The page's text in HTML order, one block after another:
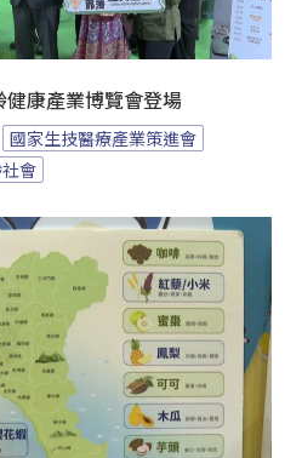
健康產業博覽會登場
國家生技醫療產業策進會
會